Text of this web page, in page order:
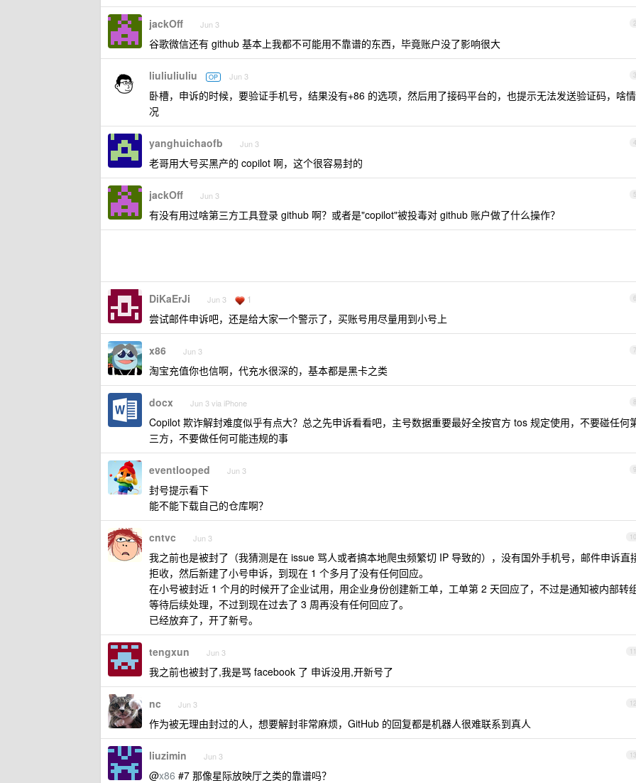
2
jackOff Jun 3
谷歌微信还有 github 基本上我都不可能用不靠谱的东西，毕竟账户没了影响很大
3
liuliuliuliu OP Jun 3
卧槽，申诉的时候，要验证手机号，结果没有+86 的选项，然后用了接码平台的，也提示无法发送验证码，啥情
况
4
yanghuichaofb Jun 3
老哥用大号买黑产的 copilot 啊，这个很容易封的
5
jackOff Jun 3
有没有用过啥第三方工具登录 github 啊？或者是"copilot"被投毒对 github 账户做了什么操作？
6
DiKaErJi Jun 3 1
尝试邮件申诉吧，还是给大家一个警示了，买账号用尽量用到小号上
7
x86 Jun 3
淘宝充值你也信啊，代充水很深的，基本都是黑卡之类
8
docx Jun 3 via iPhone
Copilot 欺诈解封难度似乎有点大？总之先申诉看看吧，主号数据重要最好全按官方 tos 规定使用，不要碰任何
三方，不要做任何可能违规的事
9
eventlooped Jun 3
封号提示看下
能不能下载自己的仓库啊？
10
cntvc Jun 3
我之前也是被封了（我猜测是在 issue 骂人或者搞本地爬虫频繁切 IP 导致的），没有国外手机号，邮件申诉直
拒收，然后新建了小号申诉，到现在 1 个多月了没有任何回应。
在小号被封近 1 个月的时候开了企业试用，用企业身份创建新工单，工单第 2 天回应了，不过是通知被内部转
等待后续处理，不过到现在过去了 3 周再没有任何回应了。
已经放弃了，开了新号。
11
tengxun Jun 3
我之前也被封了,我是骂 facebook 了 申诉没用,开新号了
12
nc Jun 3
作为被无理由封过的人，想要解封非常麻烦，GitHub 的回复都是机器人很难联系到真人
13
liuzimin Jun 3
@x86 #7 那像星际放映厅之类的靠谱吗？